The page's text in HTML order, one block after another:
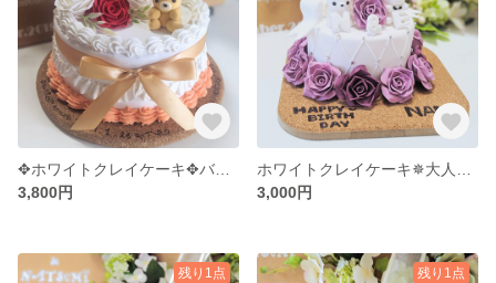
✥ホワイトクレイケーキ✥バラとくまちゃんとリボン✥
3,800円
3,000円
残り1点 残り1点